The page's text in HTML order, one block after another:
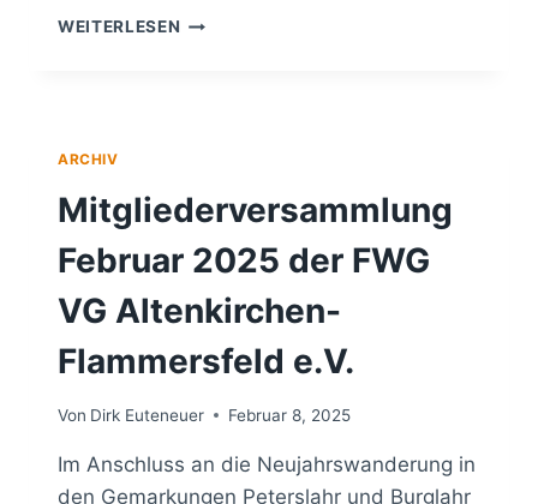
WEITERLESEN VG
ARCHIV
Mitgliederversammlung
Februar 2025 der FWG
VG Altenkirchen-
Flammersfeld e.V.
Von Dirk Euteneuer Februar 8, 2025
Im Anschluss an die Neujahrswanderung in
den Gemarkungen Peterslahr und Burglahr